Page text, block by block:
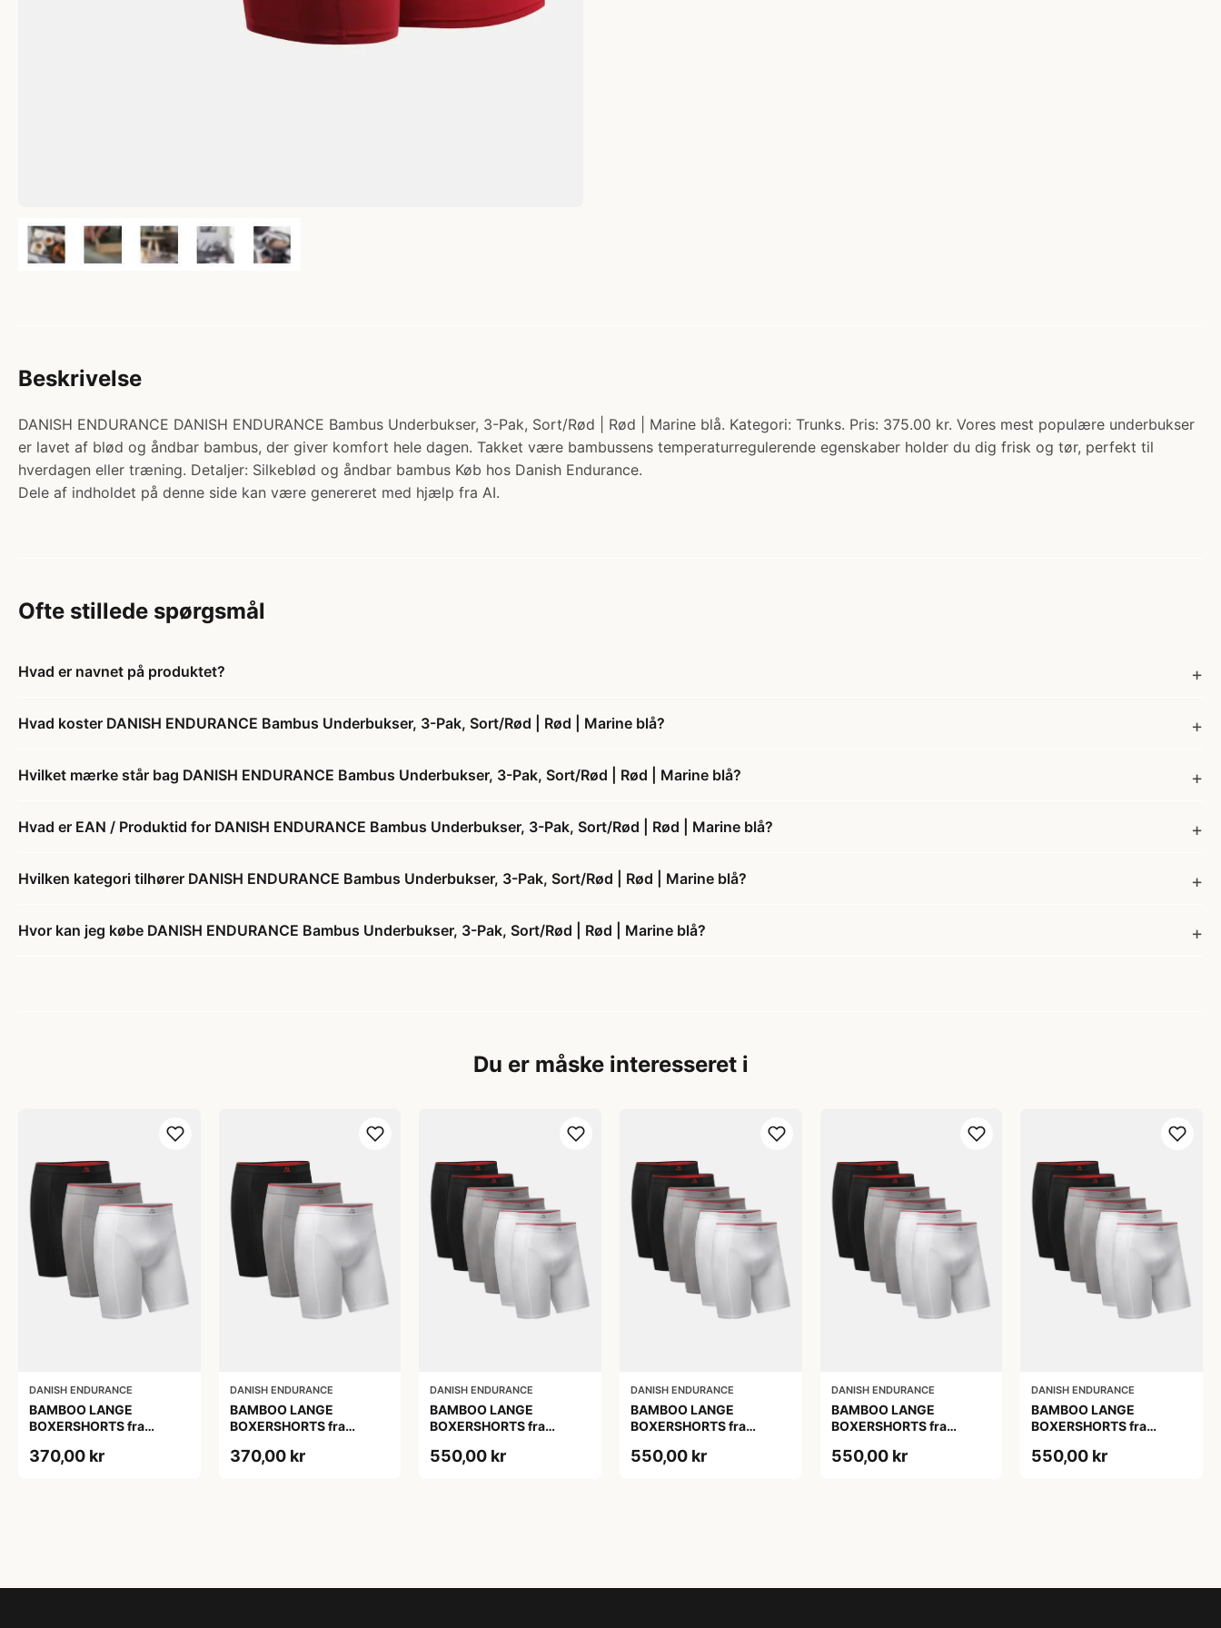
Beskrivelse
DANISH ENDURANCE DANISH ENDURANCE Bambus Underbukser, 3-Pak, Sort/Rød | Rød | Marine blå. Kategori: Trunks. Pris: 375.00 kr. Vores mest populære underbukser
er lavet af blød og åndbar bambus, der giver komfort hele dagen. Takket være bambussens temperaturregulerende egenskaber holder du dig frisk og tør, perfekt til
hverdagen eller træning. Detaljer: Silkeblød og åndbar bambus Køb hos Danish Endurance.
Dele af indholdet på denne side kan være genereret med hjælp fra AI.
Ofte stillede spørgsmål
Hvad er navnet på produktet?
Hvad koster DANISH ENDURANCE Bambus Underbukser, 3-Pak, Sort/Rød | Rød | Marine blå?
Hvilket mærke står bag DANISH ENDURANCE Bambus Underbukser, 3-Pak, Sort/Rød | Rød | Marine blå?
Hvad er EAN / Produktid for DANISH ENDURANCE Bambus Underbukser, 3-Pak, Sort/Rød | Rød | Marine blå?
Hvilken kategori tilhører DANISH ENDURANCE Bambus Underbukser, 3-Pak, Sort/Rød | Rød | Marine blå?
Hvor kan jeg købe DANISH ENDURANCE Bambus Underbukser, 3-Pak, Sort/Rød | Rød | Marine blå?
Du er måske interesseret i
DANISH ENDURANCE
BAMBOO LANGE
BOXERSHORTS fra
Sort/Rød | Grå | Hvid 3-
370,00 kr
DANISH ENDURANCE
BAMBOO LANGE
BOXERSHORTS fra
Sort/Rød | Grå | Hvid 3-
370,00 kr
DANISH ENDURANCE
BAMBOO LANGE
BOXERSHORTS fra
Sort/Rød | Grå | Hvid 6-
550,00 kr
DANISH ENDURANCE
BAMBOO LANGE
BOXERSHORTS fra
Sort/Rød | Grå | Hvid 6-
550,00 kr
DANISH ENDURANCE
BAMBOO LANGE
BOXERSHORTS fra
Sort/Rød | Grå | Hvid 6-
550,00 kr
DANISH ENDURANCE
BAMBOO LANGE
BOXERSHORTS fra
Sort/Rød | Grå | Hvid 6-
550,00 kr